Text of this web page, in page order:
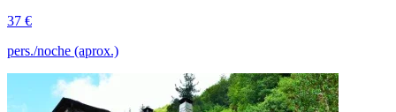
37 €
pers./noche (aprox.)